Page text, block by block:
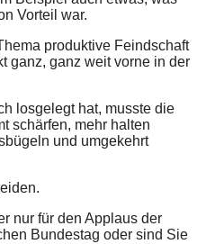
Vorteil war.
produktive Feindschaft
ganz, ganz weit vorne in der
losgelegt hat, musste die
schärfen, mehr halten
und umgekehrt
nur für den Applaus der
Bundestag oder sind Sie